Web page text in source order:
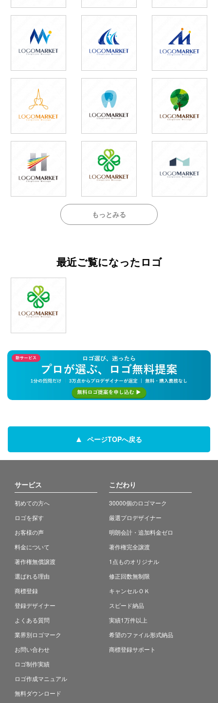
もっとみる
最近ご覧になったロゴ
ページTOPへ戻る
サービス
初めての方へ
ロゴを探す
お客様の声
料金について
著作権無償譲渡
選ばれる理由
商標登録
登録デザイナー
よくある質問
業界別ロゴマーク
お問い合わせ
ロゴ制作実績
ロゴ作成マニュアル
無料ダウンロード
こだわり
30000個のロゴマーク
厳選プロデザイナー
明朗会計・追加料金ゼロ
著作権完全譲渡
1点ものオリジナル
修正回数無制限
キャンセルＯＫ
スピード納品
実績1万件以上
希望のファイル形式納品
商標登録サポート